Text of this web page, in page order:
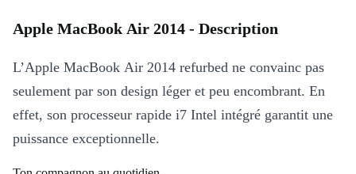
Apple MacBook Air 2014 - Description
L’Apple MacBook Air 2014 refurbed ne convainc pas
seulement par son design léger et peu encombrant. En
effet, son processeur rapide i7 Intel intégré garantit une
puissance exceptionnelle.